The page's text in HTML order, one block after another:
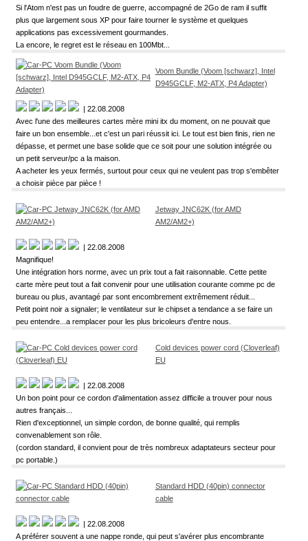
Si l'Atom n'est pas un foudre de guerre, accompagné de 2Go de ram il suffit
plus que largement sous XP pour faire tourner le système et quelques
applications pas excessivement gourmandes.
La encore, le regret est le réseau en 100Mbt...
Voom Bundle (Voom [schwarz], Intel
D945GCLF, M2-ATX, P4 Adapter)
| 22.08.2008
Avec l'une des meilleures cartes mère mini itx du moment, on ne pouvait que
faire un bon ensemble...et c'est un pari réussit ici. Le tout est bien finis, rien ne
dépasse, et permet une base solide que ce soit pour une solution intégrée ou
un petit serveur/pc a la maison.
A acheter les yeux fermés, surtout pour ceux qui ne veulent pas trop s'embêter
a choisir pièce par pièce !
Jetway JNC62K (for AMD
AM2/AM2+)
| 22.08.2008
Magnifique!
Une intégration hors norme, avec un prix tout a fait raisonnable. Cette petite
carte mère peut tout a fait convenir pour une utilisation courante comme pc de
bureau ou plus, avantagé par sont encombrement extrêmement réduit...
Petit point noir a signaler; le ventilateur sur le chipset a tendance a se faire un
peu entendre...a remplacer pour les plus bricoleurs d'entre nous.
Cold devices power cord (Cloverleaf)
EU
| 22.08.2008
Un bon point pour ce cordon d'alimentation assez difficile a trouver pour nous
autres français...
Rien d'exceptionnel, un simple cordon, de bonne qualité, qui remplis
convenablement son rôle.
(cordon standard, il convient pour de très nombreux adaptateurs secteur pour
pc portable.)
Standard HDD (40pin) connector
cable
| 22.08.2008
A préférer souvent a une nappe ronde, qui peut s'avérer plus encombrante